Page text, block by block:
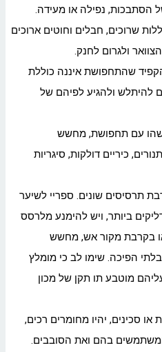
הסתבכות, נפילה או מעידה.
שרוכים, חבלים וחוטים ארוכים
ולגרום לחנק.
שהתחפושת איננה כוללת
להיתלש ולהגיע לפיהם של
עם תחפושת, מחשש
כיריים דולקות, סיגריות
תרסיסים שונים. ספריי לשיער
ביותר, ויש להימנע מלרסס
בקרבת מקור אש, מחשש
הפיכה. שימו לב כי מומלץ
מוטבע תו תקן של מכון
או סכינים, יהיו מחומרים רכים,
בהם ואת הסובבים.